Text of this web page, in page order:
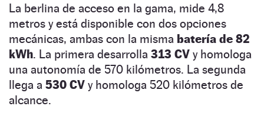
La berlina de acceso en la gama, mide 4,8
metros y está disponible con dos opciones
mecánicas, ambas con la misma batería de 82
kWh. La primera desarrolla 313 CV y homologa
una autonomía de 570 kilómetros. La segunda
llega a 530 CV y homologa 520 kilómetros de
alcance.